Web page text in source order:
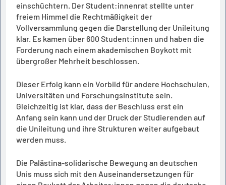
einschüchtern. Der Student:innenrat stellte unter
freiem Himmel die Rechtmäßigkeit der
Vollversammlung gegen die Darstellung der Unileitung
klar. Es kamen über 600 Student:innen und haben die
Forderung nach einem akademischen Boykott mit
übergroßer Mehrheit beschlossen.
Dieser Erfolg kann ein Vorbild für andere Hochschulen,
Universitäten und Forschungsinstitute sein.
Gleichzeitig ist klar, dass der Beschluss erst ein
Anfang sein kann und der Druck der Studierenden auf
die Unileitung und ihre Strukturen weiter aufgebaut
werden muss.
Die Palästina-solidarische Bewegung an deutschen
Unis muss sich mit den Auseinandersetzungen für